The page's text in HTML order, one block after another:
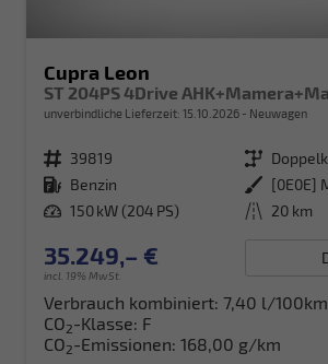
Cupra Leon
unverbindliche Lieferzeit: 15.10.2026 Neuwagen
Fahrzeugnr. 39819 Getriebe
Kraftstoff Benzin Außenfarbe
Leistung 150 kW (204 PS) Kilometerstand 20 km
35.249,– €
incl. 19% MwSt.
Verbrauch kombiniert: 7,40 l/100km
CO2-Klasse: F
CO2-Emissionen: 168,00 g/km